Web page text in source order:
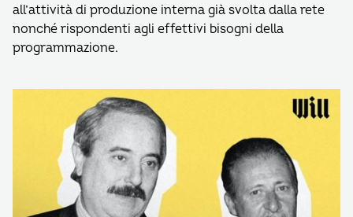
all’attività di produzione interna già svolta dalla rete
nonché rispondenti agli effettivi bisogni della
programmazione.